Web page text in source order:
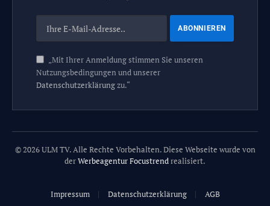
„Mit Ihrer Anmeldung stimmen Sie unseren
Nutzungsbedingungen und unserer
Datenschutzerklärungzu.“
© 2026 ULM TV. Alle Rechte Vorbehalten. Diese Webseite wurde von
derWerbeagentur Focustrendrealisiert.
Impressum Datenschutzerklärung AGB